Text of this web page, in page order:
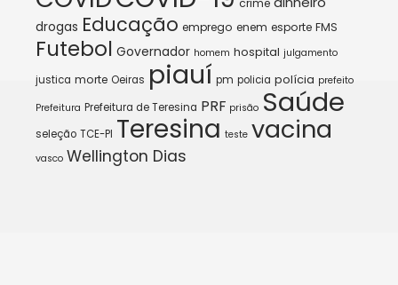
crime
drogas Educação emprego enem esporte FMS
Futebol Governador homem hospital julgamento
justica morte Oeiras piauí pm policia polícia prefeito
Prefeitura Prefeitura de Teresina PRF prisão Saúde
seleção TCE-PI Teresina teste vacina
vasco Wellington Dias